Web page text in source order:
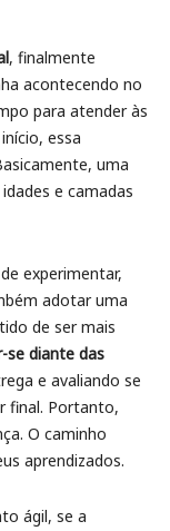
, finalmente
acontecendo no
para atender às
essa
uma
e camadas
experimentar,
adotar uma
de ser mais
se diante das
e avaliando se
final. Portanto,
O caminho
aprendizados.
ágil, se a